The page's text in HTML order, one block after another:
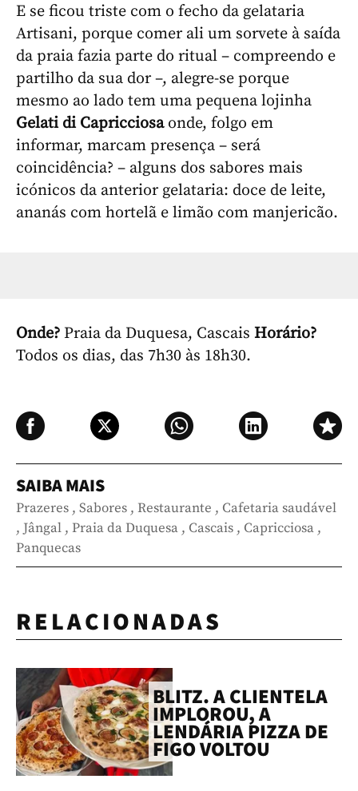
E se ficou triste com o fecho da gelataria
Artisani, porque comer ali um sorvete à saída
da praia fazia parte do ritual – compreendo e
partilho da sua dor –, alegre-se porque
mesmo ao lado tem uma pequena lojinha
Gelati di Capricciosaonde, folgo em
informar, marcam presença – será
coincidência? – alguns dos sabores mais
icónicos da anterior gelataria: doce de leite,
ananás com hortelã e limão com manjericão.
Onde? Praia da Duquesa, Cascais Horário?
Todos os dias, das 7h30 às 18h30.
SAIBA MAIS
Prazeres , Sabores , Restaurante , Cafetaria saudável
, Jângal , Praia da Duquesa , Cascais , Capricciosa ,
Panquecas
RELACIONADAS
BLITZ. A CLIENTELA
IMPLOROU, A
LENDÁRIA PIZZA DE
FIGO VOLTOU